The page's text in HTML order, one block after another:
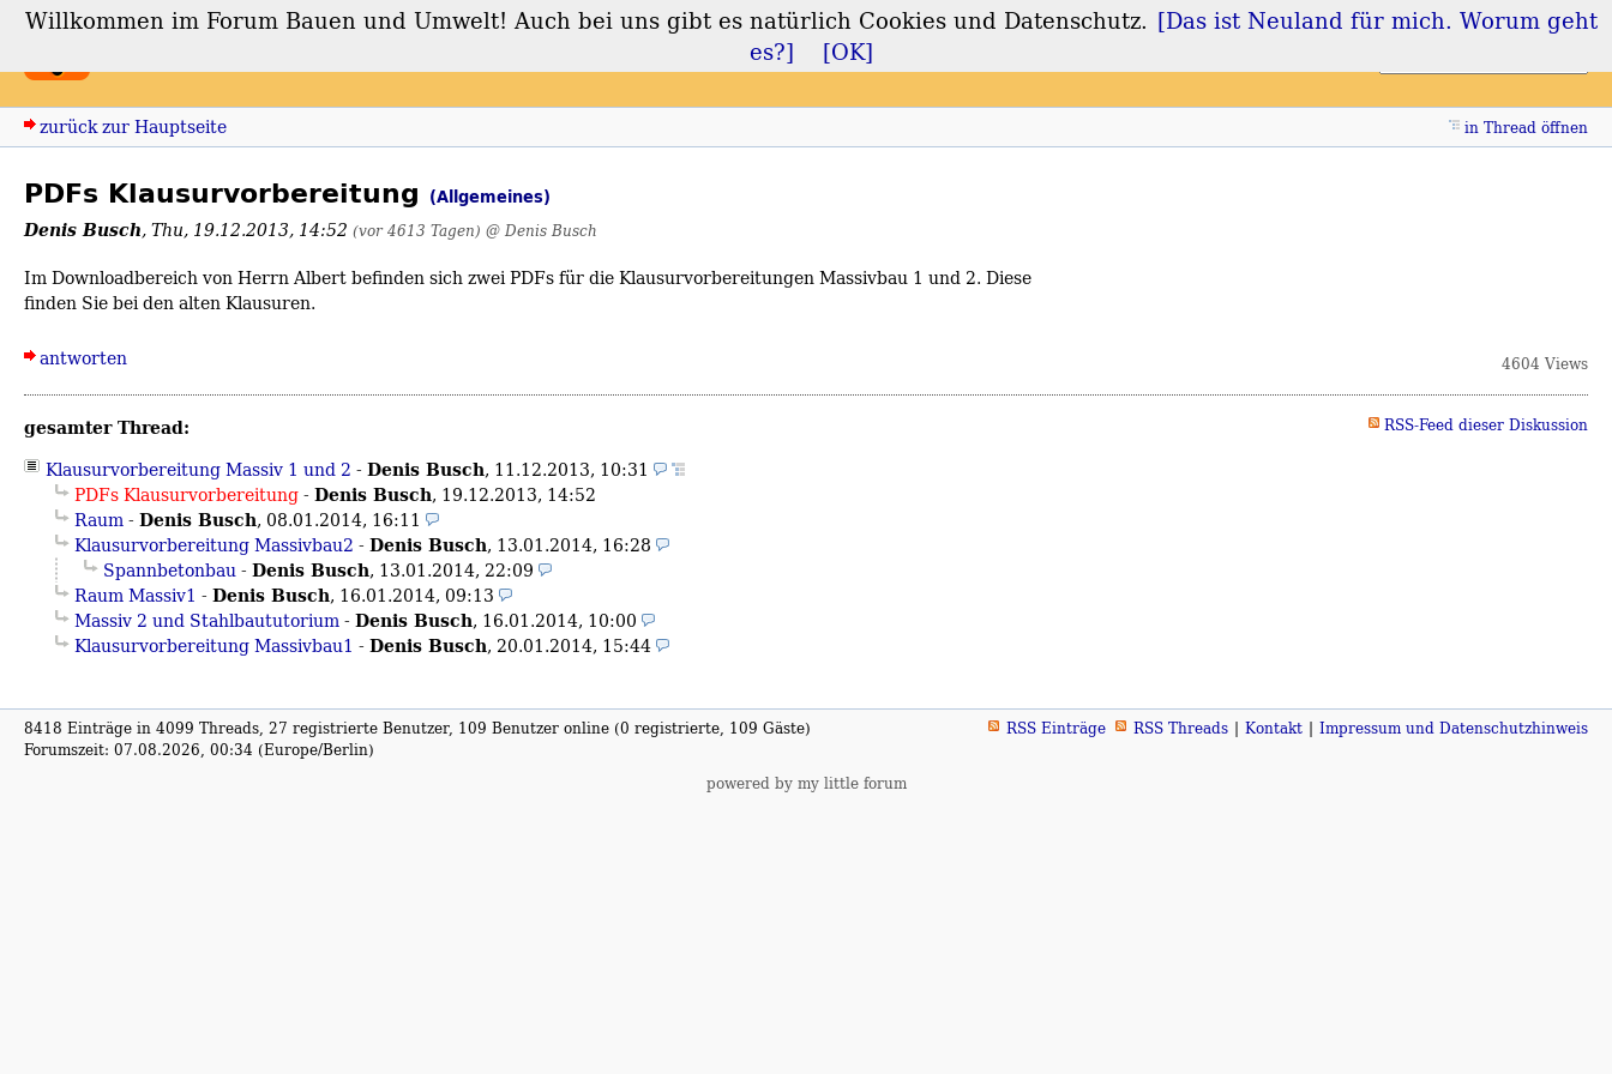
Forum Bauen und Umwelt Login Registrieren
zurück zur Hauptseite in Thread öffnen
PDFs Klausurvorbereitung (Allgemeines)
Denis Busch,Thu, 19.12.2013, 14:52 (vor 4613 Tagen) @ Denis Busch
Im Downloadbereich von Herrn Albert befinden sich zwei PDFs für die Klausurvorbereitungen Massivbau 1 und 2. Diese
finden Sie bei den alten Klausuren.
antworten 4604 Views
gesamter Thread: RSS-Feed dieser Diskussion
Klausurvorbereitung Massiv 1 und 2 - Denis Busch, 11.12.2013, 10:31
PDFs Klausurvorbereitung- Denis Busch, 19.12.2013, 14:52
Raum- Denis Busch, 08.01.2014, 16:11
Klausurvorbereitung Massivbau2 - Denis Busch, 13.01.2014, 16:28
Spannbetonbau- Denis Busch, 13.01.2014, 22:09
Raum Massiv1 - Denis Busch, 16.01.2014, 09:13
Massiv 2 und Stahlbaututorium- Denis Busch, 16.01.2014, 10:00
Klausurvorbereitung Massivbau1 - Denis Busch, 20.01.2014, 15:44
8418 Einträge in 4099 Threads, 27 registrierte Benutzer, 109 Benutzer online (0 registrierte, 109 Gäste)
Forumszeit: 07.08.2026, 00:34 (Europe/Berlin)
RSS Einträge RSS Threads Kontakt Impressum und Datenschutzhinweis
powered by my little forum
Willkommen im Forum Bauen und Umwelt! Auch bei uns gibt es natürlich Cookies und Datenschutz. [Das ist Neuland für mich. Worum geht
es?]
[OK]